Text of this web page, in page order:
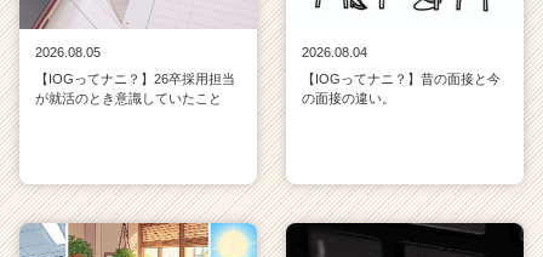
2026.08.05
【IOGってナニ？】26卒採用担当
が就活のとき意識していたこと
2026.08.04
【IOGってナニ？】昔の面接と今
の面接の違い。